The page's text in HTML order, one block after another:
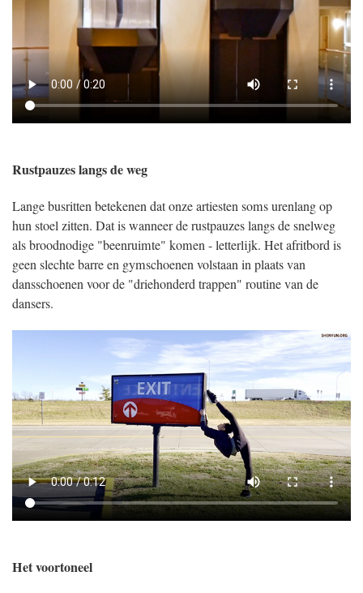
Rustpauzes langs de weg
Lange busritten betekenen dat onze artiesten soms urenlang op
hun stoel zitten. Dat is wanneer de rustpauzes langs de snelweg
als broodnodige "beenruimte" komen - letterlijk. Het afritbord is
geen slechte barre en gymschoenen volstaan in plaats van
dansschoenen voor de "driehonderd trappen" routine van de
dansers.
Het voortoneel